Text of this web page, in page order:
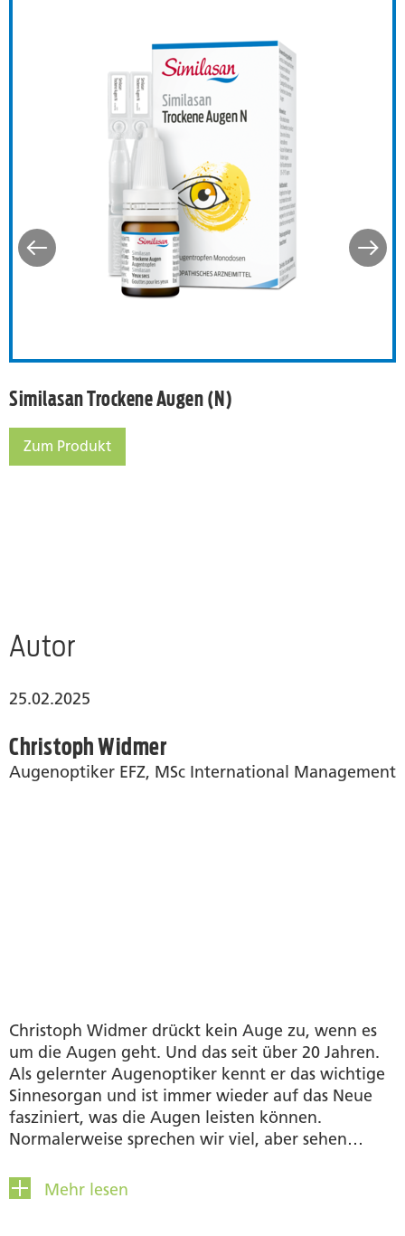
0,1% Hyaluron Similasan Trockene Augen
Similasan Trockene Augen (N)
Similasan Trockene Augen (N)
Zum Produkt
Autor
25.02.2025
Christoph Widmer
Augenoptiker EFZ, MSc International Management
Christoph Widmer drückt kein Auge zu, wenn es
um die Augen geht. Und das seit über 20 Jahren.
Als gelernter Augenoptiker kennt er das wichtige
Sinnesorgan und ist immer wieder auf das Neue
fasziniert, was die Augen leisten können.
Normalerweise sprechen wir viel, aber sehen
möglichst viele Menschen auf die Funktion ihrer
Augen vertrauen können. In seiner Rolle bei
Mehr lesen